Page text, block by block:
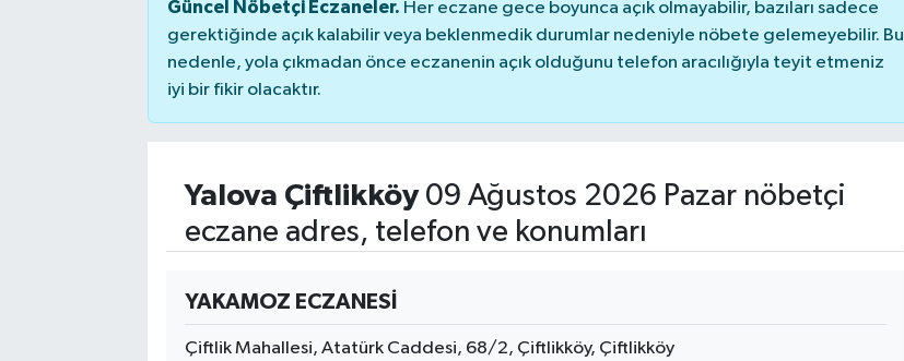
Güncel Nöbetçi Eczaneler. Her eczane gece boyunca açık olmayabilir, bazıları sadece
gerektiğinde açık kalabilir veya beklenmedik durumlar nedeniyle nöbete gelemeyebilir. Bu
nedenle, yola çıkmadan önce eczanenin açık olduğunu telefon aracılığıyla teyit etmeniz
iyi bir fikir olacaktır.
Yalova Çiftlikköy09 Ağustos 2026 Pazar nöbetçi
eczane adres, telefon ve konumları
YAKAMOZ ECZANESİ
Çiftlik Mahallesi, Atatürk Caddesi, 68/2, Çiftlikköy, Çiftlikköy